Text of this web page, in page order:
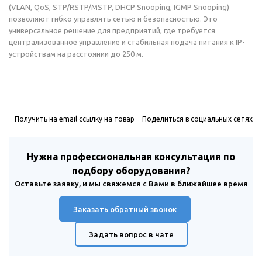
(VLAN, QoS, STP/RSTP/MSTP, DHCP Snooping, IGMP Snooping)
позволяют гибко управлять сетью и безопасностью. Это
универсальное решение для предприятий, где требуется
централизованное управление и стабильная подача питания к IP-
устройствам на расстоянии до 250 м.
Получить на email ссылку на товар Поделиться в социальных сетях
Нужна профессиональная консультация по
подбору оборудования?
Оставьте заявку, и мы свяжемся с Вами в ближайшее время
Заказать обратный звонок
Задать вопрос в чате